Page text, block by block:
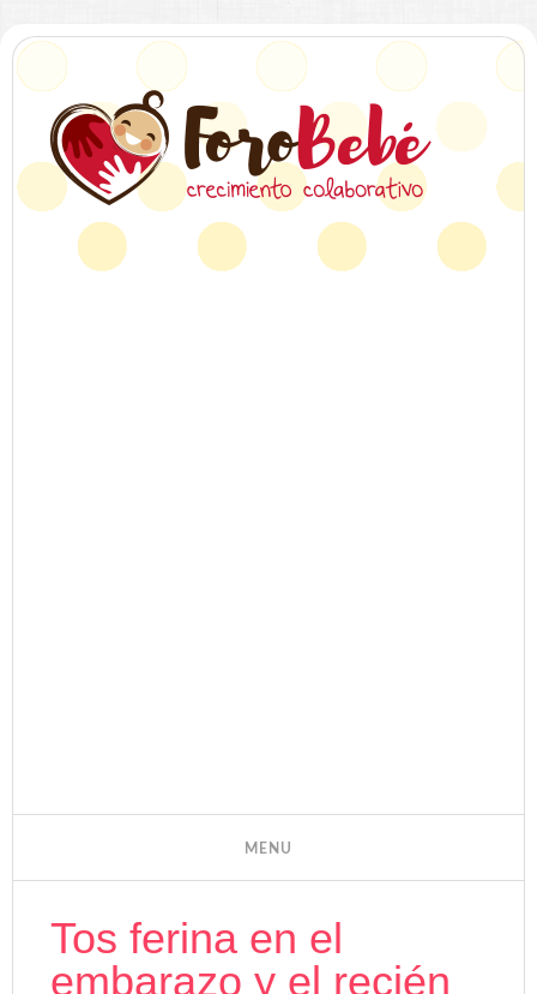
Tos ferina en el
embarazo y el recién